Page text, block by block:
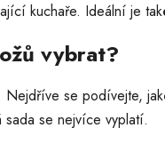
kuchaře. Ideální je
vybrat?
se podívejte,
se nejvíce vyplatí.